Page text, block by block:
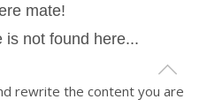
mate!
is not found here...
rewrite the content you are